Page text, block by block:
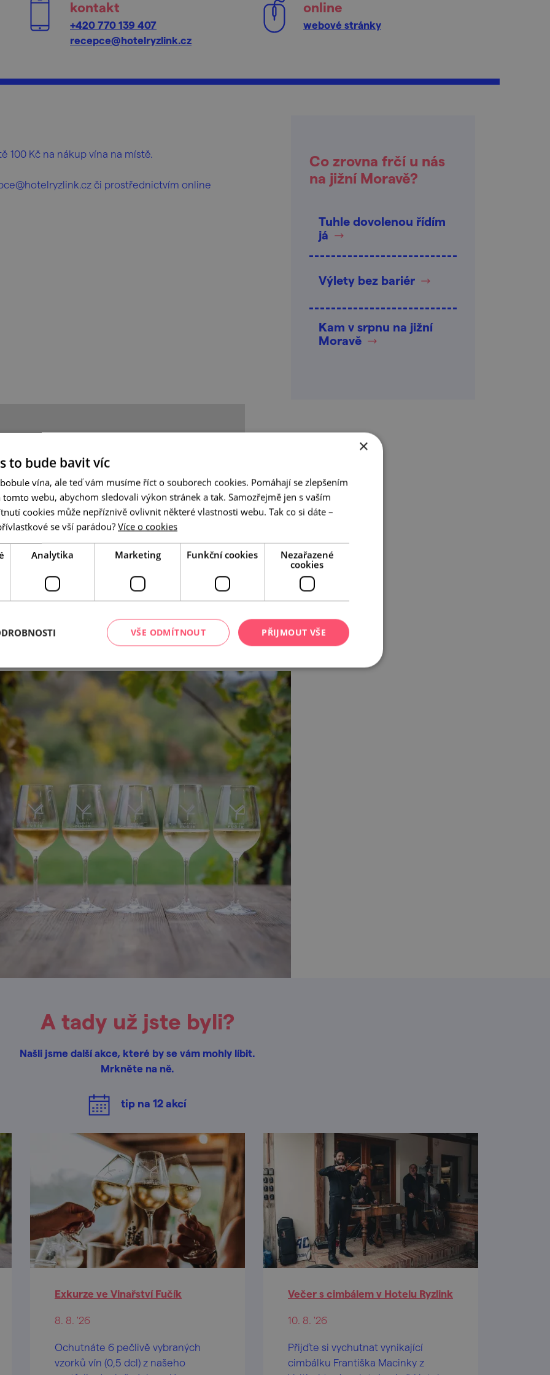
kontakt
+420 770 139 407
recepce@hotelryzlink.cz
online
webové stránky
100 Kč na nákup vína na místě.
či prostřednictvím online
Co zrovna frčí u nás
na jižní Moravě?
Tuhle dovolenou řídím
já
Výlety bez bariér
Kam v srpnu na jižní
Moravě
A tady už jste byli?
Našli jsme další akce, které by se vám mohly líbit.
Mrkněte na ně.
tip na 12akcí
Exkurze ve Vinařství Fučík
8. 8. '26
Ochutnáte 6 pečlivě vybraných
vzorků vín (0,5 dcl) z našeho
Večer s cimbálem v Hotelu Ryzlink
10. 8. '26
Přijďte si vychutnat vynikající
cimbálku Františka Macinky z
×
to bude bavit víc
vína, ale teď vám musíme říct o souborech cookies. Pomáhají se zlepšením
tomto webu, abychom sledovali výkon stránek a tak. Samozřejmě jen s vaším
cookies může nepříznivě ovlivnit některé vlastnosti webu. Tak co si dáte –
se vší parádou? Více o cookies
Analytika Marketing Funkční cookies
Nezařazené
cookies
PŘIJMOUT VŠE
VŠE ODMÍTNOUT